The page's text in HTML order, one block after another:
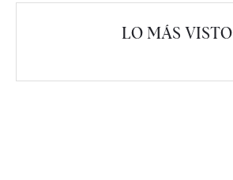
LO MÁS VISTO